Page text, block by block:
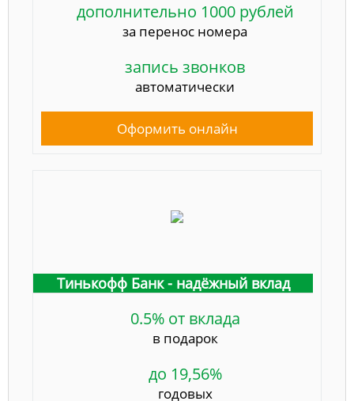
дополнительно 1000 рублей
за перенос номера
запись звонков
автоматически
Оформить онлайн
Тинькофф Банк - надёжный вклад
0.5% от вклада
в подарок
до 19,56%
годовых